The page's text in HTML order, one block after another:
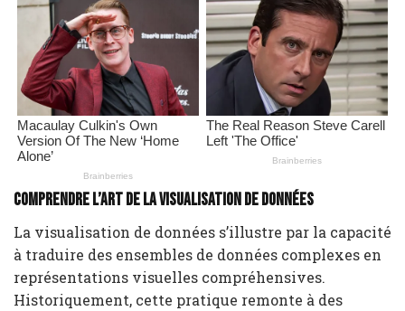
Comprendre l’art de la visualisation de données
La visualisation de données s’illustre par la capacité
à traduire des ensembles de données complexes en
représentations visuelles compréhensives.
Historiquement, cette pratique remonte à des